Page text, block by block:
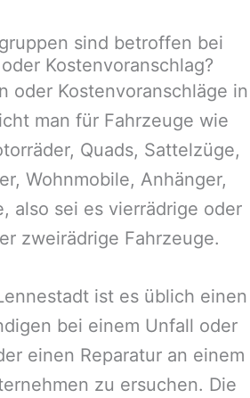
sind betroffen bei
Kostenvoranschlag?
oder Kostenvoranschläge in
man für Fahrzeuge wie
Quads, Sattelzüge,
Wohnmobile, Anhänger,
also sei es vierrädrige oder
zweirädrige Fahrzeuge.
ist es üblich einen
bei einem Unfall oder
einen Reparatur an einem
zu ersuchen. Die